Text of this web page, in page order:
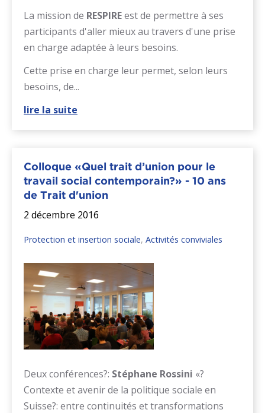
La mission de RESPIREest de permettre à ses
participants d'aller mieux au travers d'une prise
en charge adaptée à leurs besoins.
Cette prise en charge leur permet, selon leurs
besoins, de...
lire la suite
Colloque «Quel trait d’union pour le
travail social contemporain?» - 10 ans
de Trait d'union
2 décembre 2016
Protection et insertion sociale, Activités conviviales
Deux conférences?: Stéphane Rossini «?
Contexte et avenir de la politique sociale en
Suisse?: entre continuités et transformations